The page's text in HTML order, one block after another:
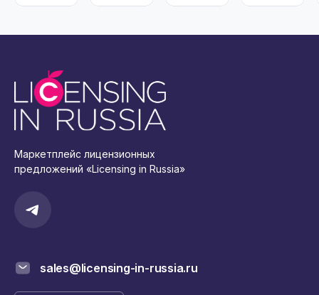
Маркетплейс лицензионных
предложений «Licensing in Russia»
sales@licensing-in-russia.ru